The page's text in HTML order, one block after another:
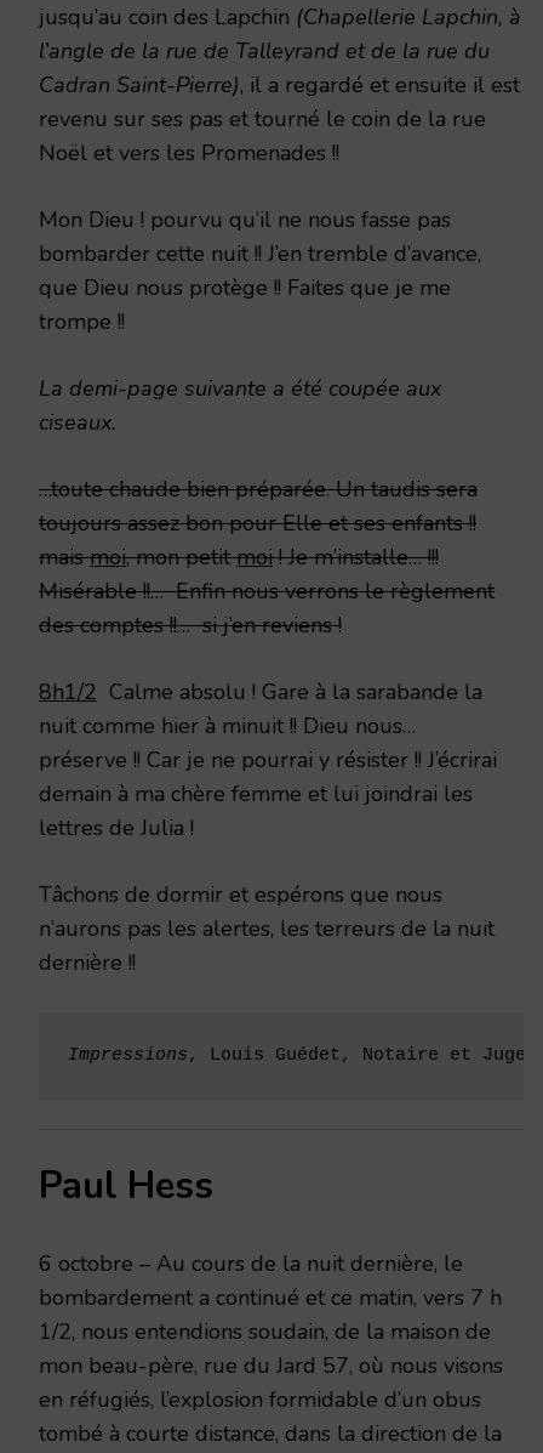
jusqu’au coin des Lapchin (Chapellerie Lapchin, à
l’angle de la rue de Talleyrand et de la rue du
Cadran Saint-Pierre), il a regardé et ensuite il est
revenu sur ses pas et tourné le coin de la rue
Noël et vers les Promenades !!
Mon Dieu ! pourvu qu’il ne nous fasse pas
bombarder cette nuit !! J’en tremble d’avance,
que Dieu nous protège !! Faites que je me
trompe !!
La demi-page suivante a été coupée aux
ciseaux.
…toute chaude bien préparée. Un taudis sera
toujours assez bon pour Elle et ses enfants !!
maismoi, mon petitmoi! Je m’installe… !!!
Misérable !!… Enfin nous verrons le règlement
des comptes !!… si j’en reviens !
8h1/2 Calme absolu ! Gare à la sarabande la
nuit comme hier à minuit !! Dieu nous…
préserve !! Car je ne pourrai y résister !! J’écrirai
demain à ma chère femme et lui joindrai les
lettres de Julia !
Tâchons de dormir et espérons que nous
n’aurons pas les alertes, les terreurs de la nuit
dernière !!
Impressions, Louis Guédet, Notaire et
Paul Hess
6 octobre – Au cours de la nuit dernière, le
bombardement a continué et ce matin, vers 7 h
1/2, nous entendions soudain, de la maison de
mon beau-père, rue du Jard 57, où nous visons
en réfugiés, l’explosion formidable d’un obus
tombé à courte distance, dans la direction de la